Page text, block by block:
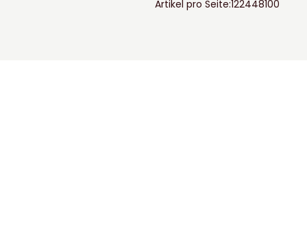
Artikel pro Seite:122448100